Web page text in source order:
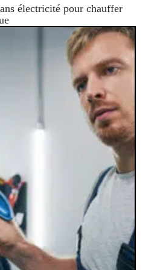
électricité pour chauffer